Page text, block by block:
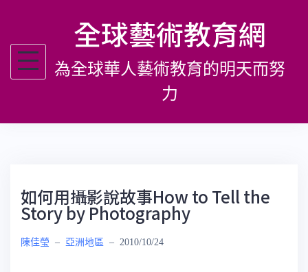
主
全球藝術教育網
為全球華人藝術教育的明天而努
力
如何用攝影說故事How to Tell the
Story by Photography
陳佳瑩 – 亞洲地區 – 2010/10/24